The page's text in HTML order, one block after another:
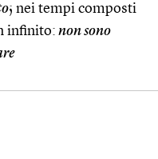
; nei tempi composti
infinito: non sono